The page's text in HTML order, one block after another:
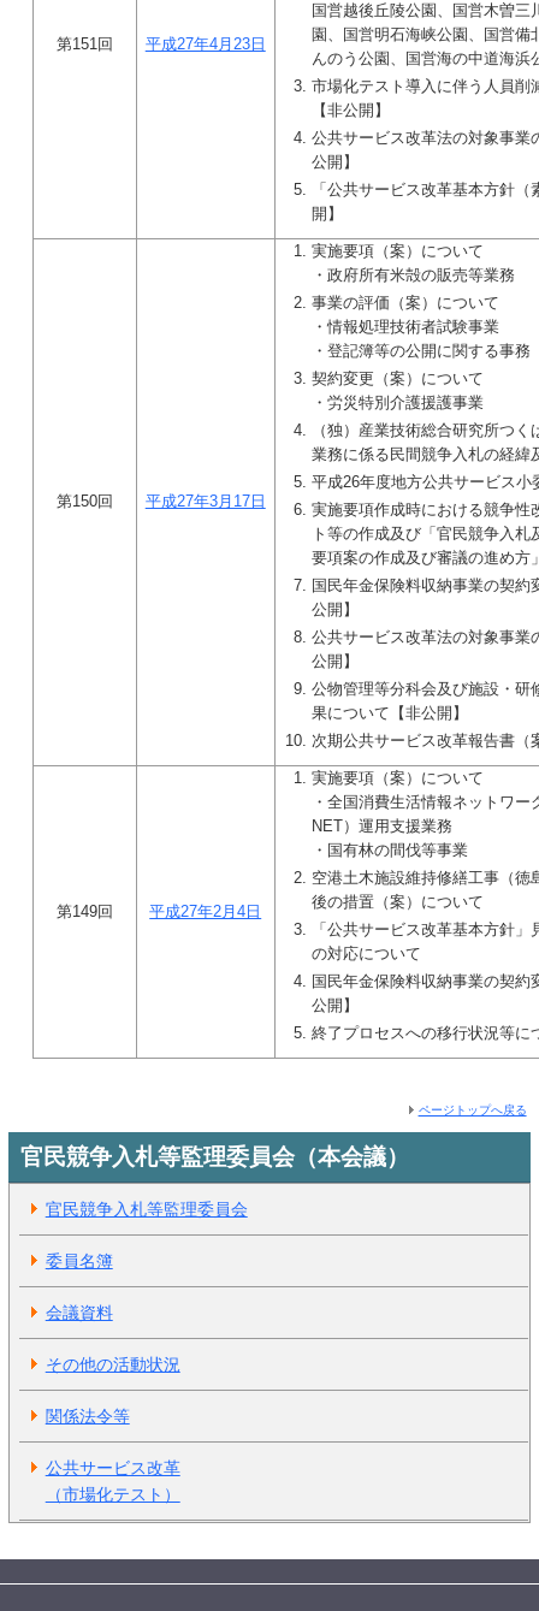
第151回 平成27年4月23日
国営越後丘陵公園、国営木曽三
園、国営明石海峡公園、国営備
んのう公園、国営海の中道海浜
市場化テスト導入に伴う人員削
【非公開】
公共サービス改革法の対象事業
公開】
「公共サービス改革基本方針
開】
第150回 平成27年3月17日
実施要項（案）について
・政府所有米殻の販売等業務
事業の評価（案）について
・情報処理技術者試験事業
・登記簿等の公開に関する事務
契約変更（案）について
・労災特別介護援護事業
（独）産業技術総合研究所つ
業務に係る民間競争入札の経緯
平成26年度地方公共サービス小
実施要項作成時における競争性
ト等の作成及び「官民競争入
要項案の作成及び審議の進め方
国民年金保険料収納事業の契約
公開】
公共サービス改革法の対象事業
公開】
公物管理等分科会及び施設・研
果について【非公開】
次期公共サービス改革報告書（
第149回 平成27年2月4日
実施要項（案）について
・全国消費生活情報ネットワー
NET）運用支援業務
・国有林の間伐等事業
空港土木施設維持修繕工事（徳
後の措置（案）について
「公共サービス改革基本方針
の対応について
国民年金保険料収納事業の契約
公開】
終了プロセスへの移行状況等に
ページトップへ戻る
官民競争入札等監理委員会（本会議）
官民競争入札等監理委員会
委員名簿
会議資料
その他の活動状況
関係法令等
公共サービス改革
（市場化テスト）